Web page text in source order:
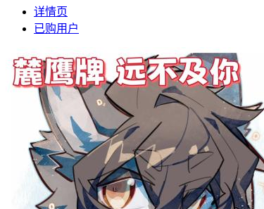
详情页
已购用户